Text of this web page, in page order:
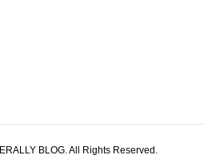
BLOG. All Rights Reserved.